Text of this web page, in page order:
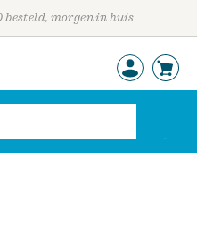
besteld, morgen in huis